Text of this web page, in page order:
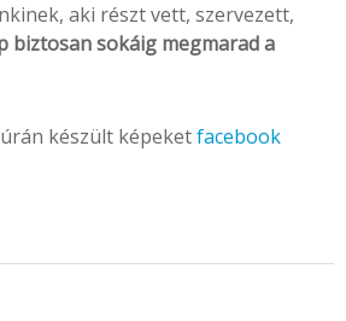
aki részt vett, szervezett,
biztosan sokáig megmarad a
készült képeketfacebook